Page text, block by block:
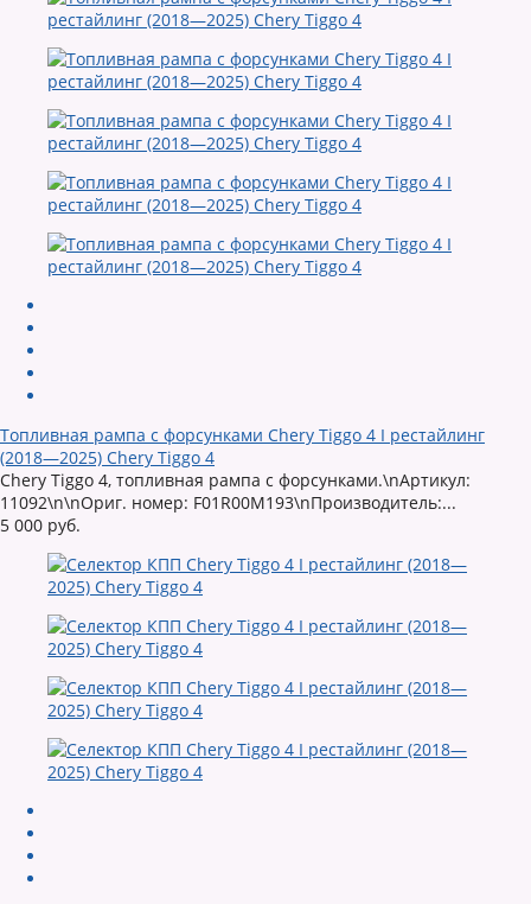
Топливная рампа с форсунками Chery Tiggo 4 I рестайлинг
(2018—2025) Chery Tiggo 4
Chery Tiggo 4, топливная рампа с форсунками.\nАртикул:
11092\n\nОриг. номер: F01R00M193\nПроизводитель:...
5 000 руб.